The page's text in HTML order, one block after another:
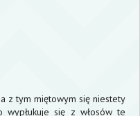
z tym miętowym się niestety
wypłukuje się z włosów te